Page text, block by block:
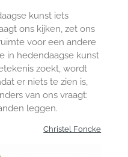
kunst iets
ons kijken, zet ons
voor een andere
in hedendaagse kunst
zoekt, wordt
er niets te zien is,
van ons vraagt:
leggen.
Christel Foncke